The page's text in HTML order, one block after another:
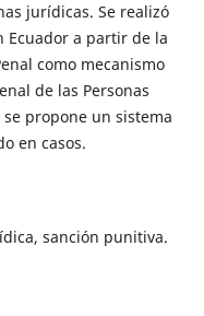
jurídicas. Se realizó
Ecuador a partir de la
como mecanismo
de las Personas
propone un sistema
en casos.
sanción punitiva.